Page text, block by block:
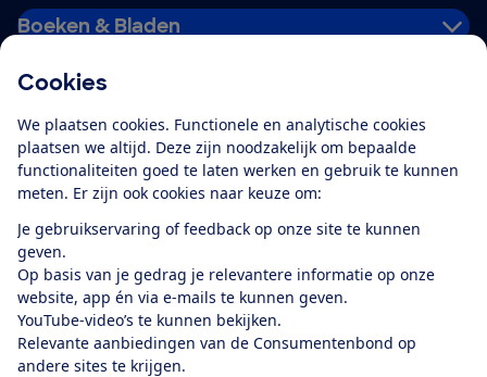
Cookies
We plaatsen cookies. Functionele en analytische cookies
plaatsen we altijd. Deze zijn noodzakelijk om bepaalde
functionaliteiten goed te laten werken en gebruik te kunnen
meten. Er zijn ook cookies naar keuze om:
Je gebruikservaring of feedback op onze site te kunnen
geven.
Op basis van je gedrag je relevantere informatie op onze
website, app én via e-mails te kunnen geven.
YouTube-video’s te kunnen bekijken.
Relevante aanbiedingen van de Consumentenbond op
andere sites te krijgen.
Boeken & Bladen
Alles over de
app
Algemene Voorwaarden
Privacyverklaring
Cookiebeleid
Privacyvoorkeuren
Toegankelijkheid